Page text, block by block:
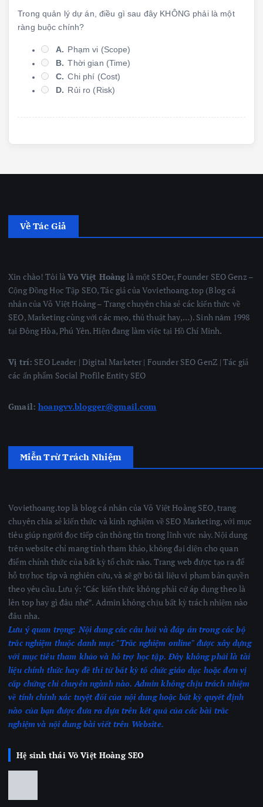
Trong quản lý dự án, điều gì sau đây KHÔNG phải là một
ràng buộc chính?
A. Phạm vi (Scope)
B. Thời gian (Time)
C. Chi phí (Cost)
D. Rủi ro (Risk)
Về Tác Giả
Xin chào! Tôi làVõ Việt Hoànglà một SEOer, Founder SEO Genz –
Cộng Đồng Học Tập SEO, Tác giả của Voviethoang.top (Blog cá
nhân của Võ Việt Hoàng – Trang chuyên chia sẻ các kiến thức về
SEO, Marketing cùng với các mẹo, thủ thuật hay,…). Sinh năm 1998
tại Đông Hòa, Phú Yên. Hiện đang làm việc tại Hồ Chí Minh.
Vị trí: SEO Leader | Digital Marketer | Founder SEO GenZ | Tác giả
các ấn phẩm Social Profile Entity SEO
Gmail:hoangvv.blogger@gmail.com
Miễn Trừ Trách Nhiệm
Voviethoang.top là blog cá nhân của Võ Việt Hoàng SEO, trang
chuyên chia sẻ kiến thức và kinh nghiệm về SEO Marketing, với mục
tiêu giúp người đọc tiếp cận thông tin trong lĩnh vực này. Nội dung
trên website chỉ mang tính tham khảo, không đại diện cho quan
điểm chính thức của bất kỳ tổ chức nào. Trang web được tạo ra để
hỗ trợ học tập và nghiên cứu, và sẽ gỡ bỏ tài liệu vi phạm bản quyền
theo yêu cầu. Lưu ý: "Các kiến thức không phải cứ áp dụng theo là
lên top hay gì đâu nhé”. Admin không chịu bất kỳ trách nhiệm nào
đâu nha.
Lưu ý quan trọng: Nội dung các câu hỏi và đáp án trong các bộ
trắc nghiệm thuộc danh mục "Trắc nghiệm online" được xây dựng
với mục tiêu tham khảo và hỗ trợ học tập. Đây không phải là tài
liệu chính thức hay đề thi từ bất kỳ tổ chức giáo dục hoặc đơn vị
cấp chứng chỉ chuyên ngành nào. Admin không chịu trách nhiệm
về tính chính xác tuyệt đối của nội dung hoặc bất kỳ quyết định
nào của bạn được đưa ra dựa trên kết quả của các bài trắc
nghiệmvà nội dung bài viết trên Website.
Hệ sinh thái Võ Việt Hoàng SEO